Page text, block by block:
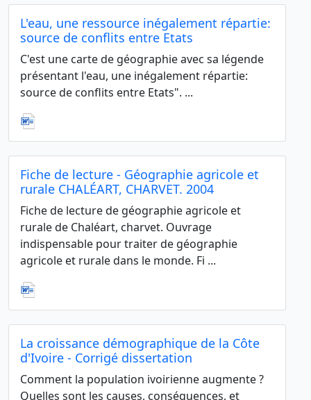
L'eau, une ressource inégalement répartie:
source de conflits entre Etats
C'est une carte de géographie avec sa légende
présentant l'eau, une inégalement répartie:
source de conflits entre Etats". ...
Fiche de lecture - Géographie agricole et
rurale CHALÉART, CHARVET. 2004
Fiche de lecture de géographie agricole et
rurale de Chaléart, charvet. Ouvrage
indispensable pour traiter de géographie
agricole et rurale dans le monde. Fi ...
La croissance démographique de la Côte
d'Ivoire - Corrigé dissertation
Comment la population ivoirienne augmente ?
Quelles sont les causes, conséquences, et